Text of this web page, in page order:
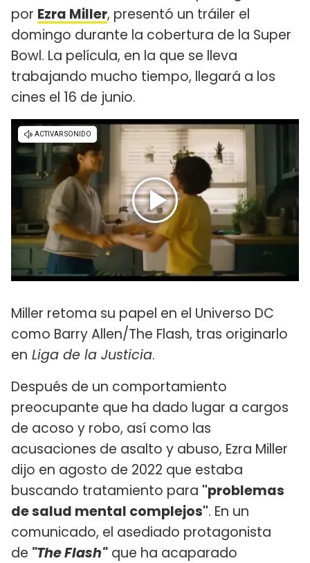
por Ezra Miller, presentó un tráiler el
domingo durante la cobertura de la Super
Bowl. La película, en la que se lleva
trabajando mucho tiempo, llegará a los
cines el 16 de junio.
Miller retoma su papel en el Universo DC
como Barry Allen/The Flash, tras originarlo
en Liga de la Justicia.
Después de un comportamiento
preocupante que ha dado lugar a cargos
de acoso y robo, así como las
acusaciones de asalto y abuso, Ezra Miller
dijo en agosto de 2022 que estaba
buscando tratamiento para "problemas
de salud mental complejos". En un
comunicado, el asediado protagonista
de "The Flash" que ha acaparado